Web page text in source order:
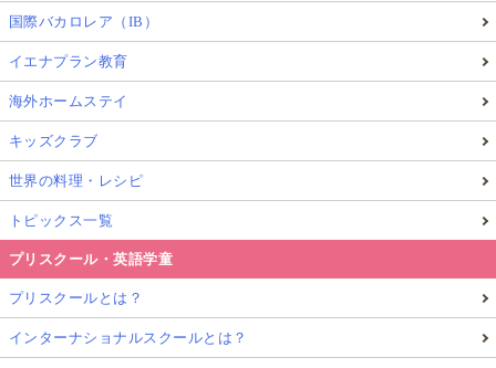
国際バカロレア（IB）
イエナプラン教育
海外ホームステイ
キッズクラブ
世界の料理・レシピ
トピックス一覧
プリスクール・英語学童
プリスクールとは？
インターナショナルスクールとは？